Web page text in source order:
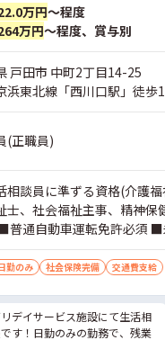
万円～程度
万円～程度、賞与別
戸田市 中町2丁目14-25
浜東北線「西川口駅」徒歩
(正職員)
談員に準ずる資格(介護福
士、社会福祉主事、精神保
普通自動車運転免許必須 ■
ク可 ■年齢不問
勤のみ 社会保険完備 交通費支給
デイサービス施設にて生活相
す！日勤のみの勤務で、残業